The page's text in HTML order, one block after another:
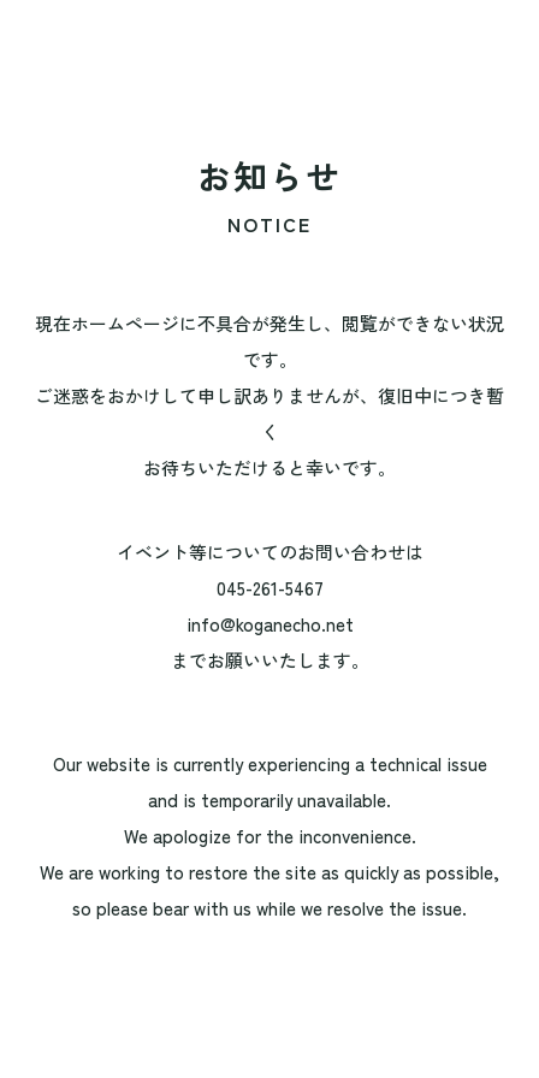
お知らせ
NOTICE
現在ホームページに不具合が発生し、閲覧ができない状況
です。
ご迷惑をおかけして申し訳ありませんが、復旧中につき暫
く
お待ちいただけると幸いです。
イベント等についてのお問い合わせは
045-261-5467
info@koganecho.net
までお願いいたします。
Our website is currently experiencing a technical issue
and is temporarily unavailable.
We apologize for the inconvenience.
We are working to restore the site as quickly as possible,
so please bear with us while we resolve the issue.